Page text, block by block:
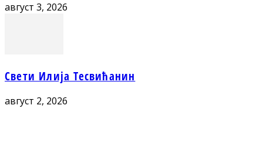
август 3, 2026
Свети Илија Тесвићанин
август 2, 2026